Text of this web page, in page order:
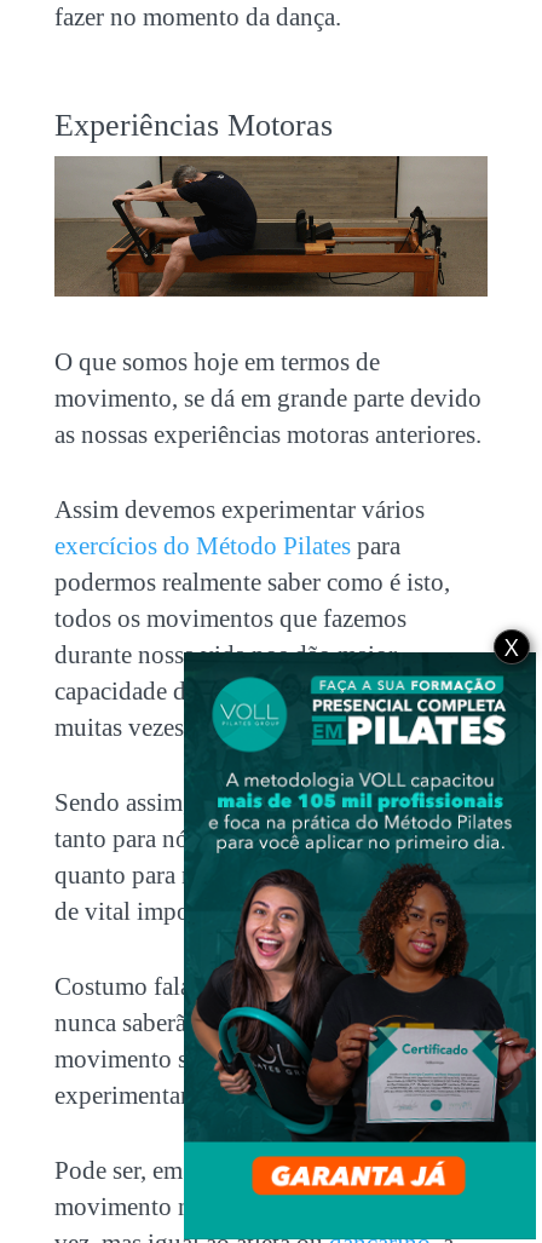
fazer no momento da dança.
Experiências Motoras
O que somos hoje em termos de
movimento, se dá em grande parte devido
as nossas experiências motoras anteriores.
Assim devemos experimentar vários
exercícios do Método Pilatespara
podermos realmente saber como é isto,
todos os movimentos que fazemos
durante nossa vida nos dão maior
capacidade de execução de outros novos e
muitas vezes inéditos para nós.
Sendo assim, chegasse à conclusão que
tanto para nós instrutores de Pilates,
quanto para nossos alunos ou pacientes é
de vital importância a experiência motora.
Costumo falar para meus alunos que eles
nunca saberão se são capazes de um dado
movimento se eles não tentarem
experimentar o mesmo.
Pode ser, em muitas das vezes, que o
movimento não saia correto na primeira
X